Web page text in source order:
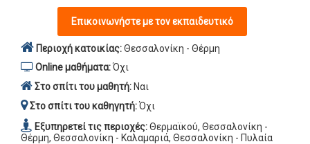
Επικοινωνήστε με τον εκπαιδευτικό
Περιοχή κατοικίας:Θεσσαλονίκη - Θέρμη
Online μαθήματα:Όχι
Στο σπίτι του μαθητή: Ναι
Στο σπίτι του καθηγητή:Όχι
Εξυπηρετεί τις περιοχές:Θερμαϊκού, Θεσσαλονίκη -
Θέρμη, Θεσσαλονίκη - Καλαμαριά, Θεσσαλονίκη - Πυλαία